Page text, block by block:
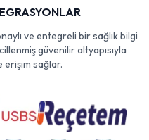
ve entegreli bir sağlık bilgi
güvenilir altyapısıyla
erişim sağlar.